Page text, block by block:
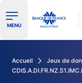
Ouvrir le menu
MENU
Accueil Jeux de